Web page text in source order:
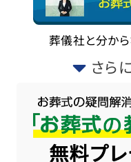
葬儀社と分か
さら